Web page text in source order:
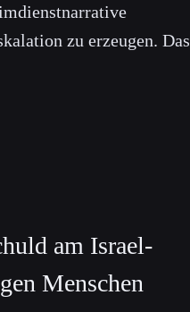
zu erzeugen. Das
am Israel-
Menschen